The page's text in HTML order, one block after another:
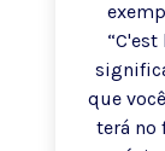
que
terá no